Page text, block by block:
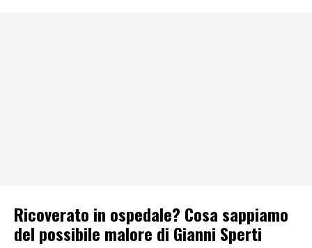
Ricoverato in ospedale? Cosa sappiamo
del possibile malore di Gianni Sperti